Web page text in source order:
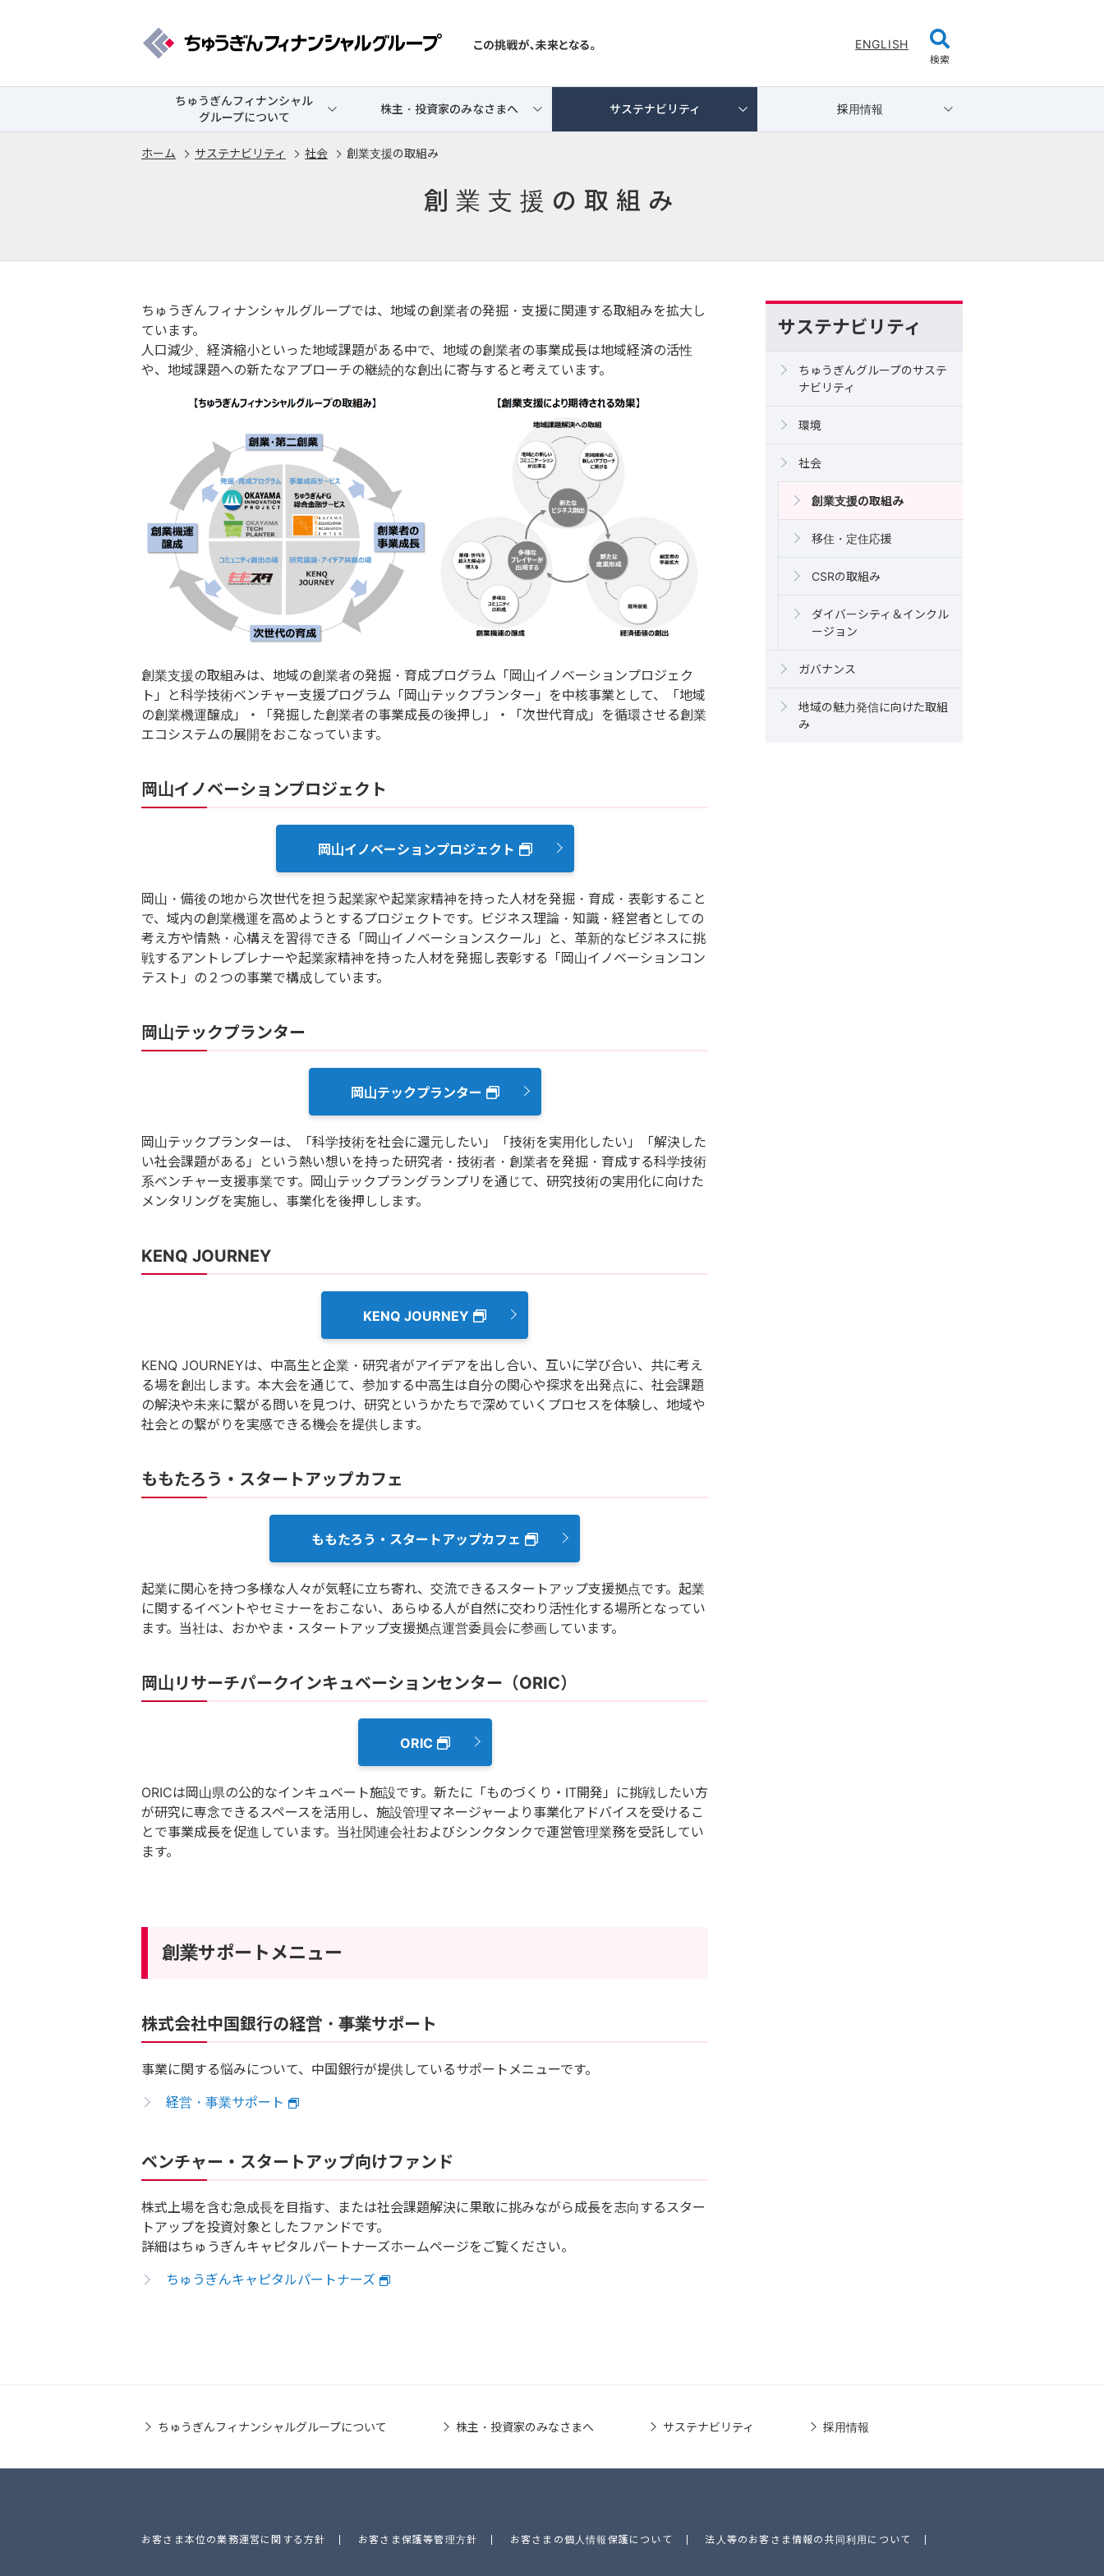
ENGLISH
検索
ちゅうぎんフィナンシャル
グループについて
株主・投資家のみなさまへ サステナビリティ 採用情報
ホーム サステナビリティ 社会 創業支援の取組み
創業支援の取組み
ちゅうぎんフィナンシャルグループでは、地域の創業者の発掘・支援に関連する取組みを拡大し
ています。
人口減少、経済縮小といった地域課題がある中で、地域の創業者の事業成長は地域経済の活性
や、地域課題への新たなアプローチの継続的な創出に寄与すると考えています。
創業支援の取組みは、地域の創業者の発掘・育成プログラム「岡山イノベーションプロジェク
ト」と科学技術ベンチャー支援プログラム「岡山テックプランター」を中核事業として、「地域
の創業機運醸成」・「発掘した創業者の事業成長の後押し」・「次世代育成」を循環させる創業
エコシステムの展開をおこなっています。
岡山イノベーションプロジェクト
岡山イノベーションプロジェクト
岡山・備後の地から次世代を担う起業家や起業家精神を持った人材を発掘・育成・表彰すること
で、域内の創業機運を高めようとするプロジェクトです。ビジネス理論・知識・経営者としての
考え方や情熱・心構えを習得できる「岡山イノベーションスクール」と、革新的なビジネスに挑
戦するアントレプレナーや起業家精神を持った人材を発掘し表彰する「岡山イノベーションコン
テスト」の２つの事業で構成しています。
岡山テックプランター
岡山テックプランター
岡山テックプランターは、「科学技術を社会に還元したい」「技術を実用化したい」「解決した
い社会課題がある」という熱い想いを持った研究者・技術者・創業者を発掘・育成する科学技術
系ベンチャー支援事業です。岡山テックプラングランプリを通じて、研究技術の実用化に向けた
メンタリングを実施し、事業化を後押しします。
KENQ JOURNEY
KENQ JOURNEY
KENQ JOURNEYは、中高生と企業・研究者がアイデアを出し合い、互いに学び合い、共に考え
る場を創出します。本大会を通じて、参加する中高生は自分の関心や探求を出発点に、社会課題
の解決や未来に繋がる問いを見つけ、研究というかたちで深めていくプロセスを体験し、地域や
社会との繋がりを実感できる機会を提供します。
ももたろう・スタートアップカフェ
ももたろう・スタートアップカフェ
起業に関心を持つ多様な人々が気軽に立ち寄れ、交流できるスタートアップ支援拠点です。起業
に関するイベントやセミナーをおこない、あらゆる人が自然に交わり活性化する場所となってい
ます。当社は、おかやま・スタートアップ支援拠点運営委員会に参画しています。
岡山リサーチパークインキュベーションセンター（ORIC）
ORIC
ORICは岡山県の公的なインキュベート施設です。新たに「ものづくり・IT開発」に挑戦したい方
が研究に専念できるスペースを活用し、施設管理マネージャーより事業化アドバイスを受けるこ
とで事業成長を促進しています。当社関連会社およびシンクタンクで運営管理業務を受託してい
ます。
創業サポートメニュー
株式会社中国銀行の経営・事業サポート
事業に関する悩みについて、中国銀行が提供しているサポートメニューです。
経営・事業サポート
ベンチャー・スタートアップ向けファンド
株式上場を含む急成長を目指す、または社会課題解決に果敢に挑みながら成長を志向するスター
トアップを投資対象としたファンドです。
詳細はちゅうぎんキャピタルパートナーズホームページをご覧ください。
ちゅうぎんキャピタルパートナーズ
サステナビリティ
ちゅうぎんグループのサステ
ナビリティ
環境
社会
創業支援の取組み
移住・定住応援
CSRの取組み
ダイバーシティ＆インクル
ージョン
ガバナンス
地域の魅力発信に向けた取組
み
ちゅうぎんフィナンシャルグループについて 株主・投資家のみなさまへ サステナビリティ 採用情報
お客さま本位の業務運営に関する方針 お客さま保護等管理方針 お客さまの個人情報保護について 法人等のお客さま情報の共同利用について